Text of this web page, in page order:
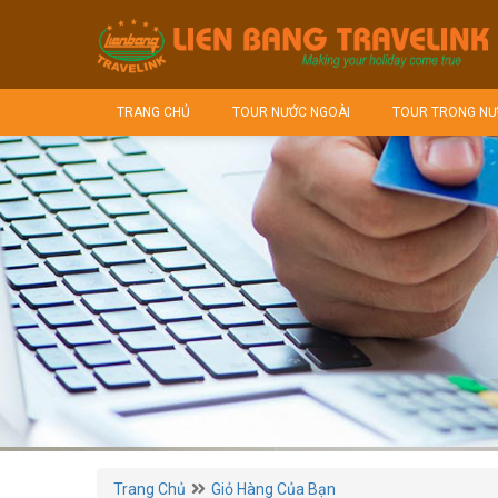
TRANG CHỦ TOUR NƯỚC NGOÀI TOUR TRONG
Trang Chủ Giỏ Hàng Của Bạn